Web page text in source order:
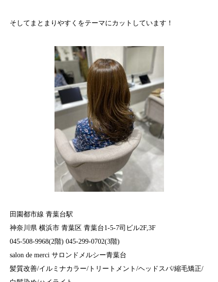
そしてまとまりやすくをテーマにカットしています！
田園都市線 青葉台駅
神奈川県 横浜市 青葉区 青葉台1-5-7司ビル2F,3F
045-508-9968(2階) 045-299-0702(3階)
salon de merci サロンドメルシー青葉台
髪質改善/イルミナカラー/トリートメント/ヘッドスパ/縮毛矯正/